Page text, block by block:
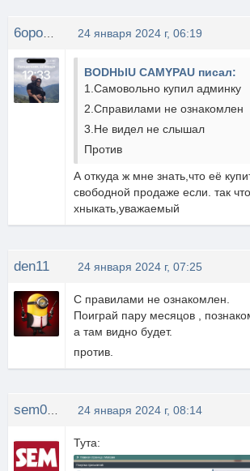
24 января 2024 г, 06:19
BODHblU CAMYPAU писал:
1.Самовольно купил админку
2.Справилами не ознакомлен
3.Не видел не слышал
Против
А откуда ж мне знать,что её
свободной продаже если. так
хныкать,уважаемый
den11 24 января 2024 г, 07:25
С правилами не ознакомлен.
Поиграй пару месяцов ,
а там видно будет.
против.
24 января 2024 г, 08:14
Тута: